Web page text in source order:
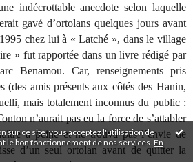
sur ce site, vous acceptez l'utilisation de
le bon fonctionnement de nos services. En
indécrottable anecdote selon laquelle
gavé d’ortolans quelques jours avant
chez lui à « Latché », dans le village
» fut rapportée dans un livre rédigé par
Benamou. Car, renseignements pris
(des amis présents aux côtés des Hanin,
mais totalement inconnus du public :
n’aurait pas eu la force de s’attabler
à peine et ne trouva pas l’envie de
d’un seul ortolan avant de quitter la